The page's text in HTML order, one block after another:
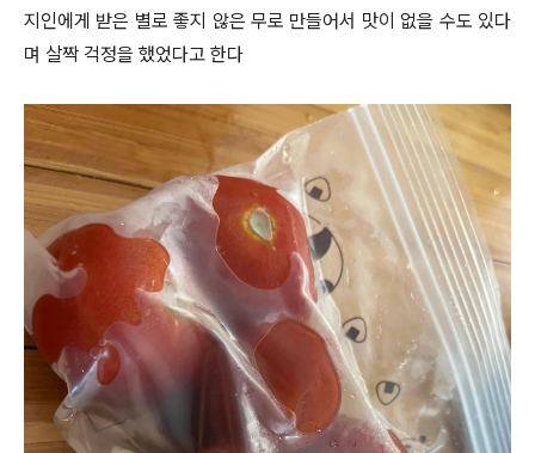
지인에게 받은 별로 좋지 않은 무로 만들어서 맛이 없을 수도 있다
며 살짝 걱정을 했었다고 한다